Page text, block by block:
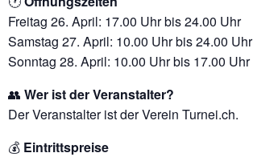
Freitag 26. April: 17.00 Uhr bis 24.00 Uhr
Samstag 27. April: 10.00 Uhr bis 24.00 Uhr
Sonntag 28. April: 10.00 Uhr bis 17.00 Uhr
👥 Wer ist der Veranstalter?
Der Veranstalter ist der Verein Turnei.ch.
💰 Eintrittspreise